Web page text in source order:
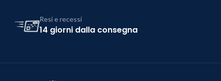
Resi e recessi
14 giorni dalla consegna